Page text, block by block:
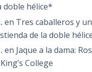
doble hélice*
en Tres caballeros y
de la doble
en Jaque a la dama:
College